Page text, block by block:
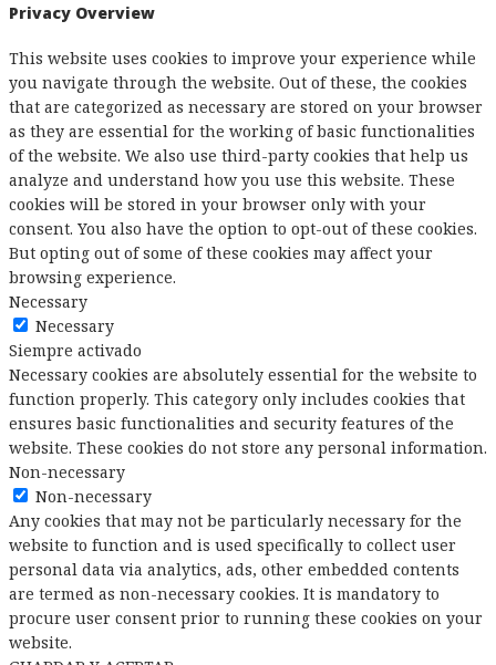
Privacy Overview
This website uses cookies to improve your experience while
you navigate through the website. Out of these, the cookies
that are categorized as necessary are stored on your browser
as they are essential for the working of basic functionalities
of the website. We also use third-party cookies that help us
analyze and understand how you use this website. These
cookies will be stored in your browser only with your
consent. You also have the option to opt-out of these cookies.
But opting out of some of these cookies may affect your
browsing experience.
Necessary
Necessary
Siempre activado
Necessary cookies are absolutely essential for the website to
function properly. This category only includes cookies that
ensures basic functionalities and security features of the
website. These cookies do not store any personal information.
Non-necessary
Non-necessary
Any cookies that may not be particularly necessary for the
website to function and is used specifically to collect user
personal data via analytics, ads, other embedded contents
are termed as non-necessary cookies. It is mandatory to
procure user consent prior to running these cookies on your
website.